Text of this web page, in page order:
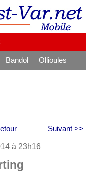
Bandol
Ollioules
Suivant >>
à 23h16